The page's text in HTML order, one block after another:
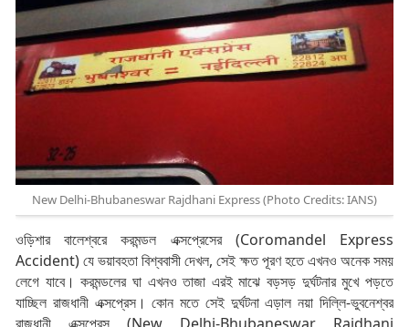
New Delhi-Bhubaneswar Rajdhani Express (Photo Credits: IANS)
ওড়িশার বালেশ্বরে করমন্ডল এক্সপ্রেসের (Coromandel Express
Accident) যে ভয়াবহতা বিশ্ববাসী দেখল, সেই ক্ষত পূরণ হতে এখনও অনেক সময়
লেগে যাবে। করমন্ডলের ঘা এখনও তাজা এরই মাঝে বড়সড় দুর্ঘটনার মুখে পড়তে
যাচ্ছিল রাজধানী এক্সপ্রেস। কোন মতে সেই দুর্ঘটনা এড়াল নয়া দিল্লি-ভুবনেশ্বর